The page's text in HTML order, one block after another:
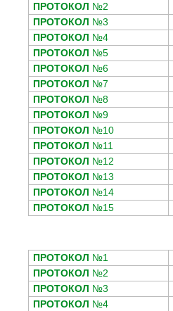
ПРОТОКОЛ №2
ПРОТОКОЛ №3
ПРОТОКОЛ №4
ПРОТОКОЛ №5
ПРОТОКОЛ №6
ПРОТОКОЛ №7
ПРОТОКОЛ №8
ПРОТОКОЛ №9
ПРОТОКОЛ №10
ПРОТОКОЛ №11
ПРОТОКОЛ №12
ПРОТОКОЛ №13
ПРОТОКОЛ №14
ПРОТОКОЛ №15
ПРОТОКОЛ №1
ПРОТОКОЛ №2
ПРОТОКОЛ №3
ПРОТОКОЛ №4